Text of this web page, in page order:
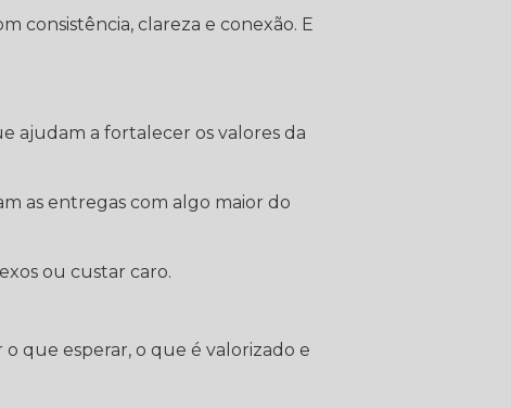
consistência, clareza e conexão. E
ajudam a fortalecer os valores da
as entregas com algo maior do
ou custar caro.
o que esperar, o que é valorizado e